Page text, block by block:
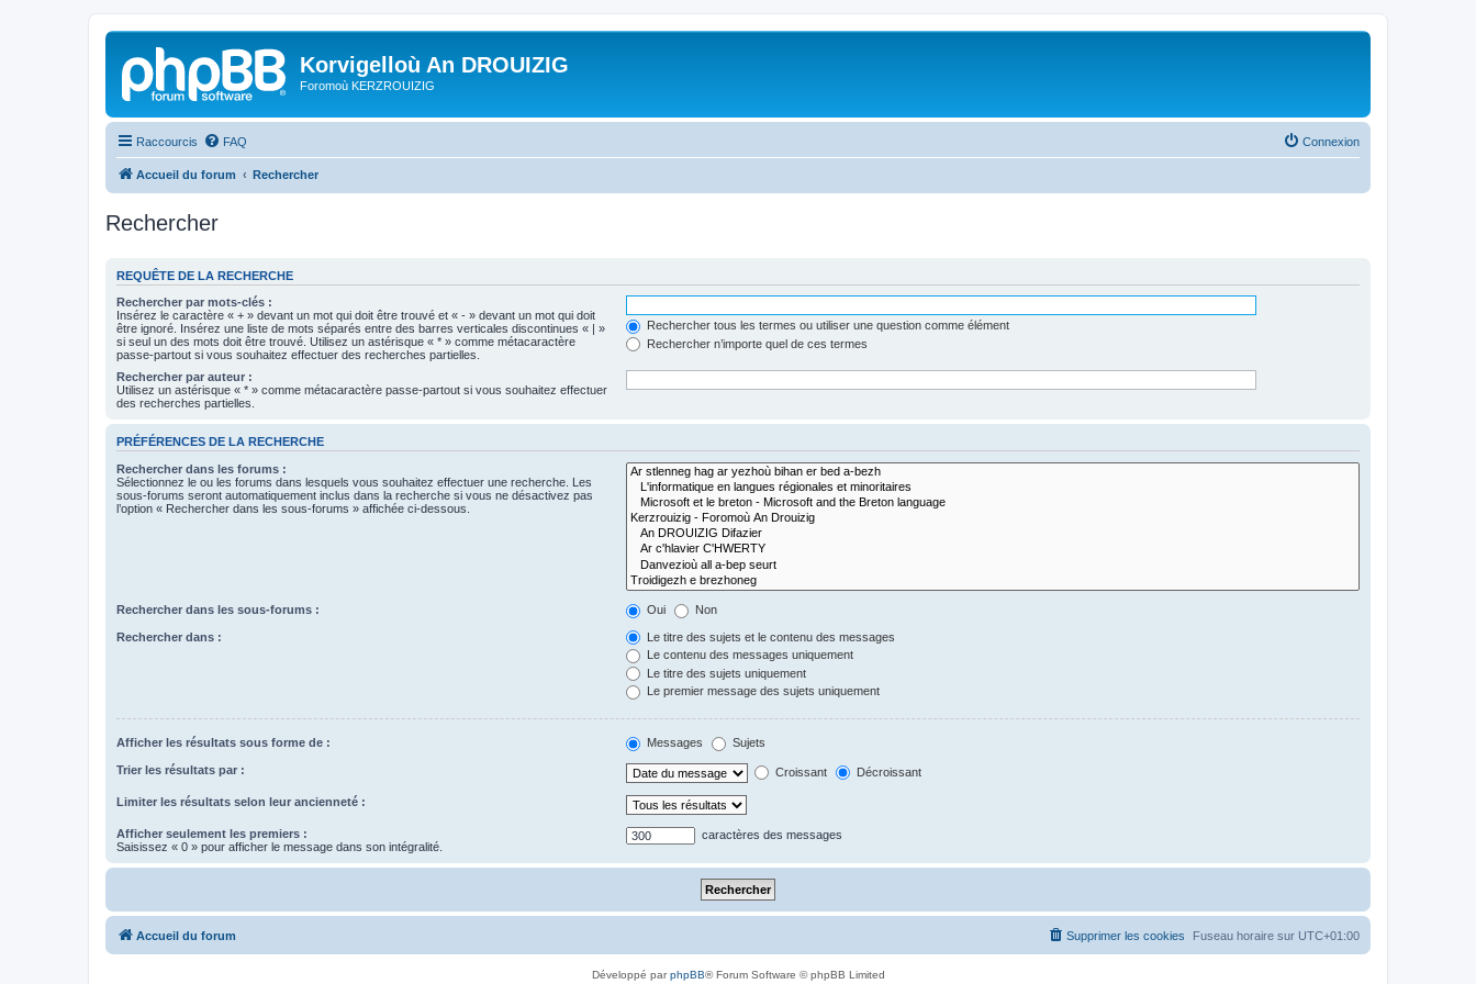
Korvigelloù An DROUIZIG
Foromoù KERZROUIZIG
Raccourcis FAQ Connexion
Accueil du forum Rechercher
Rechercher
REQUÊTE DE LA RECHERCHE
Rechercher par mots-clés :
Insérez le caractère « + » devant un mot qui doit être trouvé et « - » devant un mot qui doit
être ignoré. Insérez une liste de mots séparés entre des barres verticales discontinues « | »
si seul un des mots doit être trouvé. Utilisez un astérisque « * » comme métacaractère
passe-partout si vous souhaitez effectuer des recherches partielles.
Rechercher tous les termes ou utiliser une question comme élément
Rechercher n’importe quel de ces termes
Rechercher par auteur :
Utilisez un astérisque « * » comme métacaractère passe-partout si vous souhaitez effectuer
des recherches partielles.
PRÉFÉRENCES DE LA RECHERCHE
Rechercher dans les forums :
Sélectionnez le ou les forums dans lesquels vous souhaitez effectuer une recherche. Les
sous-forums seront automatiquement inclus dans la recherche si vous ne désactivez pas
l’option « Rechercher dans les sous-forums » affichée ci-dessous.
Rechercher dans les sous-forums : Oui Non
Rechercher dans :
Le titre des sujets et le contenu des messages
Le contenu des messages uniquement
Le titre des sujets uniquement
Le premier message des sujets uniquement
Afficher les résultats sous forme de : Messages Sujets
Trier les résultats par : Croissant Décroissant
Limiter les résultats selon leur ancienneté :
Afficher seulement les premiers :
Saisissez « 0 » pour afficher le message dans son intégralité.
caractères des messages
Accueil du forum Fuseau horaire sur UTC+01:00
Supprimer les cookies
Développé parphpBB® Forum Software © phpBB Limited